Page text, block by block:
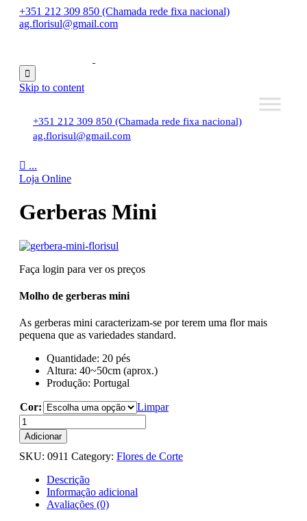
+351 212 309 850 (Chamada rede fixa nacional)
ag.florisul@gmail.com

Skip to content
+351 212 309 850 (Chamada rede fixa nacional)
ag.florisul@gmail.com
 ...
Loja Online
Gerberas Mini
Faça login para ver os preços
Molho de gerberas mini
As gerberas mini caracterizam-se por terem uma flor mais
pequena que as variedades standard.
Quantidade: 20 pés
Altura: 40~50cm (aprox.)
Produção: Portugal
Cor:
Limpar
Quantidade
de
Gerberas
Mini
Adicionar
SKU: 0911 Category: Flores de Corte
Descrição
Informação adicional
Avaliações (0)